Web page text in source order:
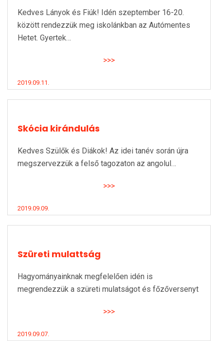
Kedves Lányok és Fiúk! Idén szeptember 16-20.
között rendezzük meg iskolánkban az Autómentes
Hetet. Gyertek…
>>>
2019.09.11.
Skócia kirándulás
Kedves Szülők és Diákok! Az idei tanév során újra
megszervezzük a felső tagozaton az angolul…
>>>
2019.09.09.
Szüreti mulattság
Hagyományainknak megfelelően idén is
megrendezzük a szüreti mulatságot és főzőversenyt
>>>
2019.09.07.